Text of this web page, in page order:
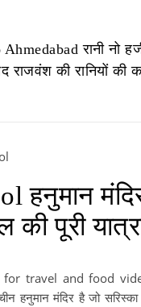
रानी नो
राजवंश की रानियों की
हनुमान
की पूरी
for travel and food
हनुमान मंदिर है जो